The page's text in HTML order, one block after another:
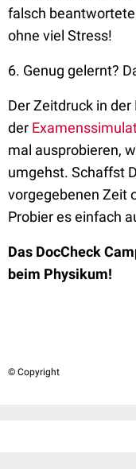
falsch
ohne viel Stress!
6. Genug gelernt?
Der Zeitdruck in
der
mal ausprobieren,
umgehst. Schaffst
vorgegebenen Zeit
Probier es einfach
Das DocCheck
beim Physikum!
© Copyright